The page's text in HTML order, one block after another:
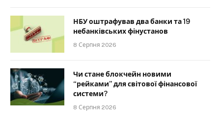
НБУ оштрафував два банки та 19
небанківських фінустанов
8 Серпня 2026
Чи стане блокчейн новими
“рейками” для світової фінансової
системи?
8 Серпня 2026